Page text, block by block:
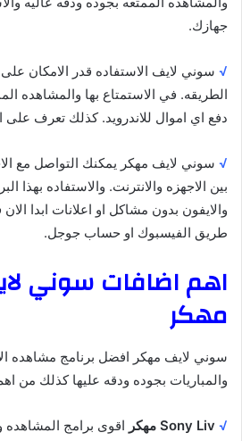
جهازك.
√ سوني لايف الاستفاده قدر الامكان
الطريقه. في الاستمتاع بها والمشاهده
دفع اي اموال للاندرويد. كذلك تعرف على
√ سوني لايف مهكر يمكنك التواصل مع
بين الاجهزه والانترنت. والاستفاده بهذا
والايفون بدون مشاكل او اعلانات ابدا
طريق الفيسبوك او حساب جوجل.
مهكر
سوني لايف مهكر افضل برنامج مشاهده
والمباريات بجوده ودقه عليها كذلك من
√ Sony Liv مهكر
اقوى برامج المشاهده